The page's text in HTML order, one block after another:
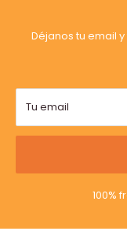
Déjanos tu email
Tu email
100%